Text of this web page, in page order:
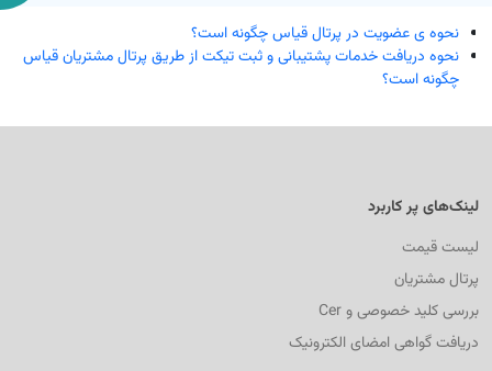
نحوه ی عضویت در پرتال قیاس چگونه است؟
نحوه دریافت خدمات پشتیبانی و ثبت تیکت از طریق پرتال مشتریان قیاس
چگونه است؟
لینک‌های پر کاربرد
لیست قیمت
پرتال مشتریان
بررسی کلید خصوصی و Cer
دریافت گواهی امضای الکترونیک